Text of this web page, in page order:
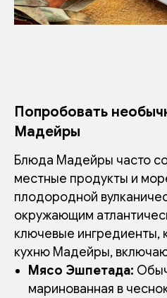
Попробовать
Мадейры
Блюда Мадейры часто
местные продукты и
плодородной
окружающим
ключевые ингредиенты,
кухню Мадейры,
Мясо Эшпетада:
маринованная в